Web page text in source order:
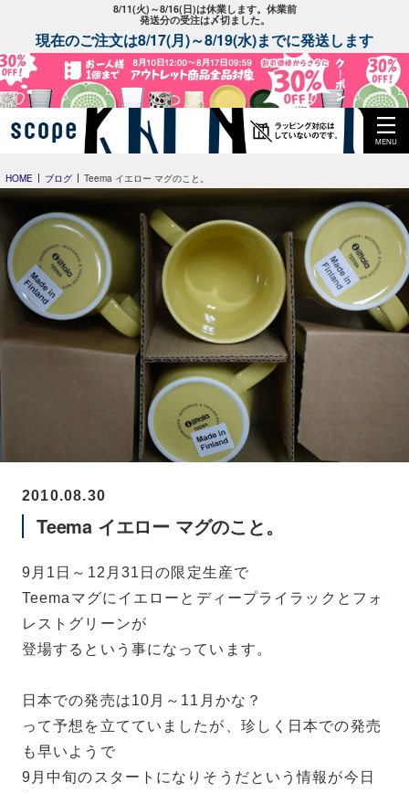
8/11(火)～8/16(日)は休業します。休業前
発送分の受注は〆切ました。
現在のご注文は8/17(月)～8/19(水)までに発送します
MENU
HOME ブログ Teema イエロー マグのこと。
2010.08.30
Teema イエロー マグのこと。
9月1日～12月31日の限定生産で
Teemaマグにイエローとディープライラックとフォ
レストグリーンが
登場するという事になっています。
日本での発売は10月～11月かな？
って予想を立てていましたが、珍しく日本での発売
も早いようで
9月中旬のスタートになりそうだという情報が今日